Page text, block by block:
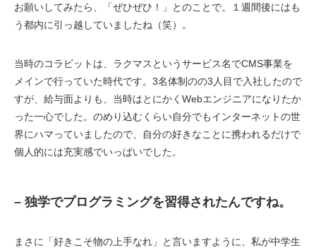
お願いしてみたら、「ぜひぜひ！」とのことで。１週間後にはも
う都内に引っ越していましたね（笑）。
当時のコラビットは、ラクマスというサービス名でCMS事業を
メインで行っていた時代です。3名体制のの3人目で入社したので
すが、給与面よりも、当時はとにかくWebエンジニアになりたか
った一心でした。のめり込むくらい自分でもインターネットの世
界にハマっていましたので、自分の好きなことに携われるだけで
個人的には充実感でいっぱいでした。
– 独学でプログラミングを習得されたんですね。
まさに「好きこそ物の上手なれ」と言いますように、私が中学生